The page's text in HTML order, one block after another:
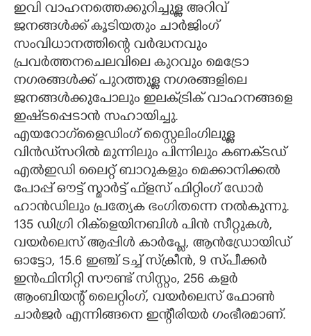
ഇവി വാഹനത്തെക്കുറിച്ചുള്ള അറിവ്
ജനങ്ങൾ‌ക്ക്‌ കൂടിയതും ചാർജിംഗ്
സംവിധാനത്തിന്റെ വർദ്ധനവും
പ്രവർത്തനചെലവിലെ കുറവും മെട്രോ
നഗരങ്ങൾക്ക് പുറത്തുള്ള നഗരങ്ങളിലെ
ജനങ്ങൾക്കുപോലും ഇലക്‌ട്രിക് വാഹനങ്ങളെ
ഇഷ്‌ടപ്പെടാൻ സഹായിച്ചു.
എയറോഗ്‌ളൈഡിംഗ് സ്റ്റൈലിംഗിലുള്ള
വിൻഡ്‌സറിൽ മുന്നിലും പിന്നിലും കണക്‌ടഡ്
എൽഇഡി ലൈറ്റ് ബാറുകളും മെക്കാനിക്കൽ
പോപ്പ് ഔട്ട് സ്മാർട്ട് ഫ്‌ളസ് ഫിറ്റിംഗ് ഡോർ
ഹാൻഡിലും പ്രത്യേക ഭംഗിതന്നെ നൽകുന്നു.
135 ഡിഗ്രി റിക്‌ളെയിനബിൾ പിൻ സീറ്റുകൾ,​
വയർലെസ് ആപ്പിൾ കാർ‌പ്ളേ,​ ആൻഡ്രോയി‌ഡ്
ഓട്ടോ,​ 15.6 ഇഞ്ച് ടച്ച് സ്‌ക്രീൻ,​ 9 സ്‌പീക്കർ
ഇൻഫിനിറ്റി സൗണ്ട് സിസ്റ്റം,​ 256 കളർ
ആംബിയന്റ് ലൈറ്റിംഗ്,​ വയർ‌ലെസ് ഫോൺ
ചാർജർ എന്നിങ്ങനെ ഇന്റീരിയർ ഗംഭീരമാണ്.